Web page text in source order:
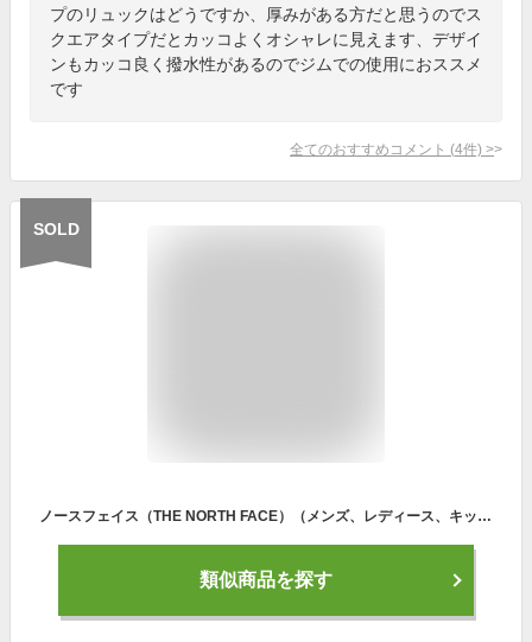
プのリュックはどうですか、厚みがある方だと思うのでス
クエアタイプだとカッコよくオシャレに見えます、デザイ
ンもカッコ良く撥水性があるのでジムでの使用におススメ
です
全てのおすすめコメント (4件) >
SOLD
ノースフェイス（THE NORTH FACE）（メンズ、レディース、キッズ） リュック メンズ レディース 30L BC マスターシリンダー NM81826 バックパック
類似商品を探す